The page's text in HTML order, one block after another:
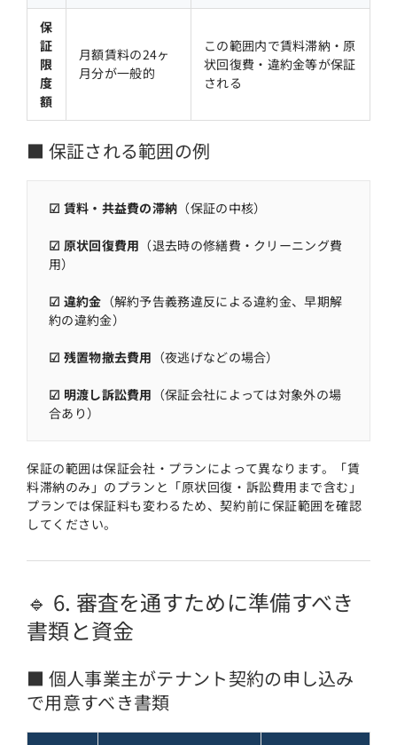
保
証
限
度
額
月額賃料の24ヶ
月分が一般的
この範囲内で賃料滞納・原
状回復費・違約金等が保証
される
■ 保証される範囲の例
☑ 賃料・共益費の滞納 （保証の中核）
☑ 原状回復費用 （退去時の修繕費・クリーニング費
用）
☑ 違約金 （解約予告義務違反による違約金、早期解
約の違約金）
☑ 残置物撤去費用 （夜逃げなどの場合）
☑ 明渡し訴訟費用 （保証会社によっては対象外の場
合あり）
保証の範囲は保証会社・プランによって異なります。「賃
料滞納のみ」のプランと「原状回復・訴訟費用まで含む」
プランでは保証料も変わるため、契約前に保証範囲を確認
してください。
🔹 6. 審査を通すために準備すべき
書類と資金
■ 個人事業主がテナント契約の申し込み
で用意すべき書類